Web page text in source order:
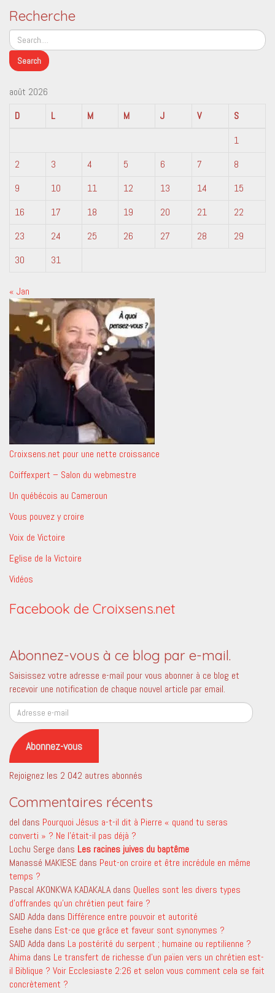
Recherche
août 2026
D
L M M J V
S
1
2
3 4 5 6 7
8
9
10 11 12 13 14
15
16
17 18 19 20 21
22
23
24 25 26 27 28
29
30
31
« Jan
Croixsens.net pour une nette croissance
Coiffexpert – Salon du webmestre
Un québécois au Cameroun
Vous pouvez y croire
Voix de Victoire
Eglise de la Victoire
Vidéos
Facebook de Croixsens.net
Abonnez-vous à ce blog par e-mail.
Saisissez votre adresse e-mail pour vous abonner à ce blog et
recevoir une notification de chaque nouvel article par email.
Adresse
e-
mail
Abonnez-vous
Rejoignez les 2 042 autres abonnés
Commentaires récents
del dans Pourquoi Jésus a-t-il dit à Pierre « quand tu seras
converti » ? Ne l’était-il pas déjà ?
Lochu Serge dans Les racines juives du baptême
Manassé MAKIESE dans Peut-on croire et être incrédule en même
temps ?
Pascal AKONKWA KADAKALA dans Quelles sont les divers types
d’offrandes qu’un chrétien peut faire ?
SAID Adda dans Différence entre pouvoir et autorité
Esehe dans Est-ce que grâce et faveur sont synonymes ?
SAID Adda dans La postérité du serpent ; humaine ou reptilienne ?
Ahima dans Le transfert de richesse d’un païen vers un chrétien est-
il Biblique ? Voir Ecclesiaste 2:26 et selon vous comment cela se fait
concrètement ?